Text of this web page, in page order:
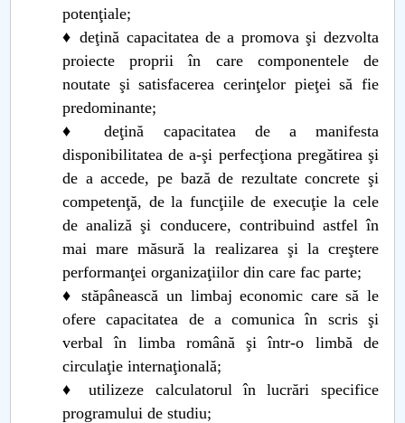
potenţiale;
♦ deţină capacitatea de a promova şi dezvolta
proiecte proprii în care componentele de
noutate şi satisfacerea cerinţelor pieţei să fie
predominante;
♦ deţină capacitatea de a manifesta
disponibilitatea de a-şi perfecţiona pregătirea şi
de a accede, pe bază de rezultate concrete şi
competenţă, de la funcţiile de execuţie la cele
de analiză şi conducere, contribuind astfel în
mai mare măsură la realizarea şi la creştere
performanţei organizaţiilor din care fac parte;
♦ stăpânească un limbaj economic care să le
ofere capacitatea de a comunica în scris şi
verbal în limba română şi într-o limbă de
circulaţie internaţională;
♦ utilizeze calculatorul în lucrări specifice
programului de studiu;